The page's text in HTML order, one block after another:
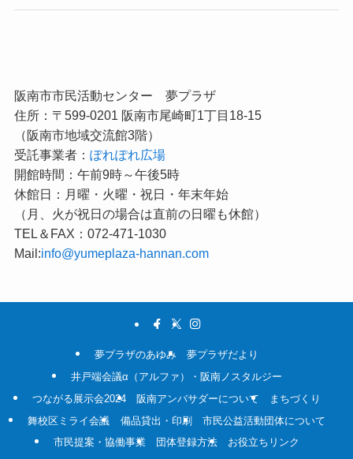
阪南市市民活動センター 夢プラザ
住所：〒599-0201 阪南市尾崎町1丁目18-15
（阪南市地域交流館3階）
受託事業者： ぽれぽれ広場
開館時間：午前9時～午後5時
休館日：月曜・火曜・祝日・年末年始
（月、火が祝日の場合は直前の日曜も休館）
TEL＆FAX：072-471-1030
Mail:info@yumeplaza-hannan.com
夢プラザのあゆみ
夢プラザだより
井戸端会議α（アルファ）・阪南ノスタルジー
つながる展示会2024
阪南アンバサダーについて
まちづくり
舞校区ミライ会議
備品貸出・印刷
市民公益活動団体について
市民提案・協働事業
団体登録方法
お役立ちリンク